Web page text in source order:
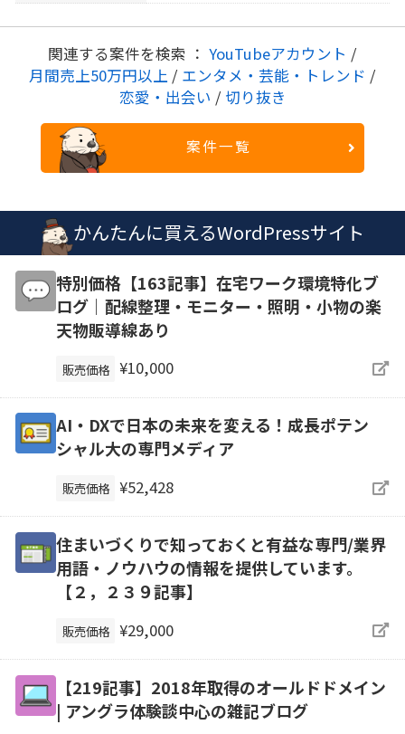
関連する案件を検索 ： YouTubeアカウント /
月間売上50万円以上 / エンタメ・芸能・トレンド /
恋愛・出会い / 切り抜き
案件一覧
かんたんに買えるWordPressサイト
特別価格【163記事】在宅ワーク環境特化ブ
ログ｜配線整理・モニター・照明・小物の楽
天物販導線あり
販売価格 ¥10,000
AI・DXで日本の未来を変える！成長ポテン
シャル大の専門メディア
販売価格 ¥52,428
住まいづくりで知っておくと有益な専門/業界
用語・ノウハウの情報を提供しています。
【２，２３９記事】
販売価格 ¥29,000
【219記事】2018年取得のオールドドメイン
| アングラ体験談中心の雑記ブログ